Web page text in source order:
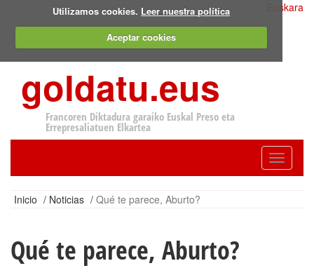
Utilizamos cookies. Leer nuestra política
Aceptar cookies
goldatu.eus
Francoren Diktadura garaiko Euskal Preso eta
Errepresaliatuen Elkartea
Toggle
Euskara
Inicio / Noticias / Qué te parece, Aburto?
Qué te parece, Aburto?